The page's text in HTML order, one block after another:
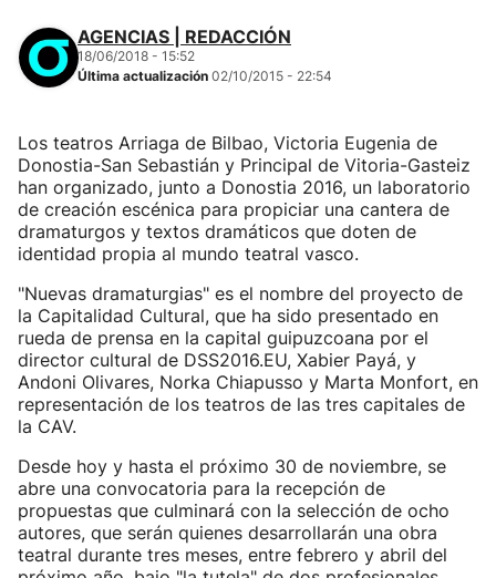
AGENCIAS | REDACCIÓN
18/06/2018 - 15:52
Última actualización 02/10/2015 - 22:54
Los teatros Arriaga de Bilbao, Victoria Eugenia de
Donostia-San Sebastián y Principal de Vitoria-Gasteiz
han organizado, junto a Donostia 2016, un laboratorio
de creación escénica para propiciar una cantera de
dramaturgos y textos dramáticos que doten de
identidad propia al mundo teatral vasco.
"Nuevas dramaturgias" es el nombre del proyecto de
la Capitalidad Cultural, que ha sido presentado en
rueda de prensa en la capital guipuzcoana por el
director cultural de DSS2016.EU, Xabier Payá, y
Andoni Olivares, Norka Chiapusso y Marta Monfort, en
representación de los teatros de las tres capitales de
la CAV.
Desde hoy y hasta el próximo 30 de noviembre, se
abre una convocatoria para la recepción de
propuestas que culminará con la selección de ocho
autores, que serán quienes desarrollarán una obra
teatral durante tres meses, entre febrero y abril del